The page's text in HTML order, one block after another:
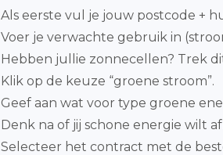
Als eerste vul je jouw postcode +
Voer je verwachte gebruik in
Hebben jullie zonnecellen? Trek
Klik op de keuze “groene stroom”.
Geef aan wat voor type groene
Denk na of jij schone energie wilt
Selecteer het contract met de